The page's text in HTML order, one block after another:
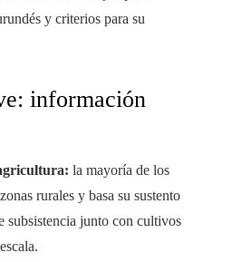
y criterios para su
información
la mayoría de los
rurales y basa su sustento
subsistencia junto con cultivos